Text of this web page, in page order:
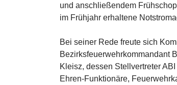
und anschließendem
im Frühjahr erhaltene
Bei seiner Rede freute sich
Bezirksfeuerwehrkommandant
Kleisz, dessen Stellvertreter
Ehren-Funktionäre,